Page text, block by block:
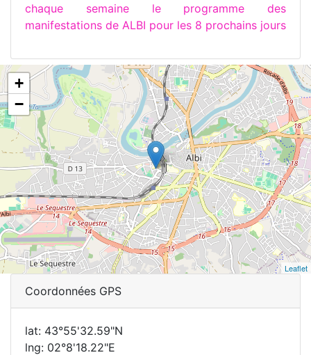
chaque semaine le programme des
manifestations de ALBI pour les 8 prochains jours
+
−
Leaflet
Coordonnées GPS
lat: 43°55'32.59"N
lng: 02°8'18.22"E